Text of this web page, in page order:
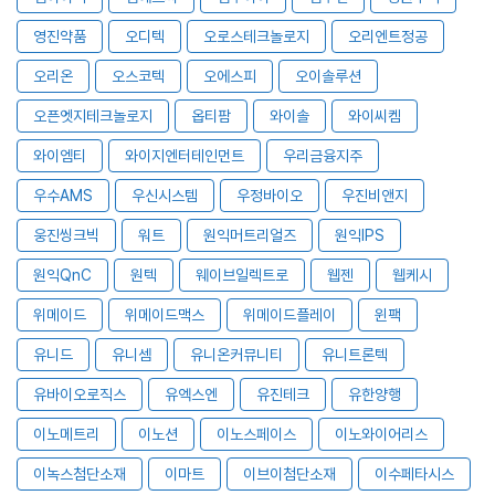
영진약품 오디텍 오로스테크놀로지 오리엔트정공
오리온 오스코텍 오에스피 오이솔루션
오픈엣지테크놀로지 옵티팜 와이솔 와이씨켐
와이엠티 와이지엔터테인먼트 우리금융지주
우수AMS 우신시스템 우정바이오 우진비앤지
웅진씽크빅 워트 원익머트리얼즈 원익IPS
원익QnC 원텍 웨이브일렉트로 웹젠 웹케시
위메이드 위메이드맥스 위메이드플레이 윈팩
유니드 유니셈 유니온커뮤니티 유니트론텍
유바이오로직스 유엑스엔 유진테크 유한양행
이노메트리 이노션 이노스페이스 이노와이어리스
이녹스첨단소재 이마트 이브이첨단소재 이수페타시스